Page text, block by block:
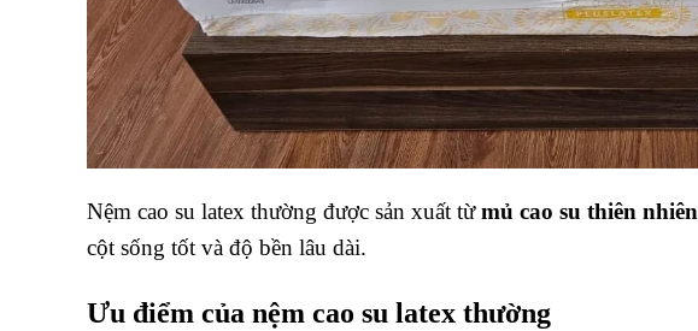
Nệm cao su latex thường được sản xuất từmủ cao su thiên nhiên
cột sống tốt và độ bền lâu dài.
Ưu điểm của nệm cao su latex thường